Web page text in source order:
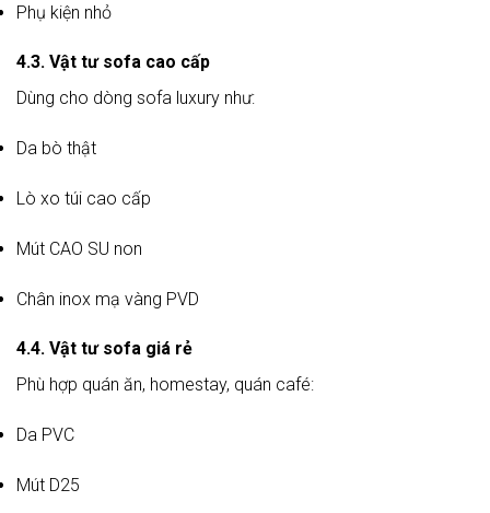
Phụ kiện nhỏ
4.3. Vật tư sofa cao cấp
Dùng cho dòng sofa luxury như:
Da bò thật
Lò xo túi cao cấp
Mút CAO SU non
Chân inox mạ vàng PVD
4.4. Vật tư sofa giá rẻ
Phù hợp quán ăn, homestay, quán café:
Da PVC
Mút D25